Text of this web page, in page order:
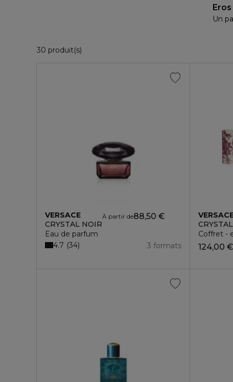
Un
30 produit(s)
VERSACE
CRYSTAL NOIR
Eau de parfum
À partir de88,50 €
3 formats
4.7 34
Coffret -
124,00 €